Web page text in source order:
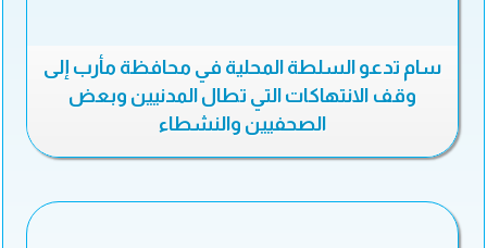
سام تدعو السلطة المحلية في محافظة مأرب إلى
وقف الانتهاكات التي تطال المدنيين وبعض
الصحفيين والنشطاء